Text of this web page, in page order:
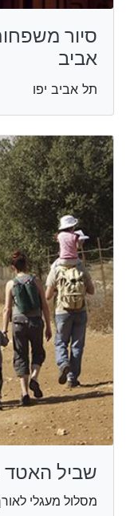
סיור
אביב
תל אביב יפו
שביל האטד
מסלול מעגלי